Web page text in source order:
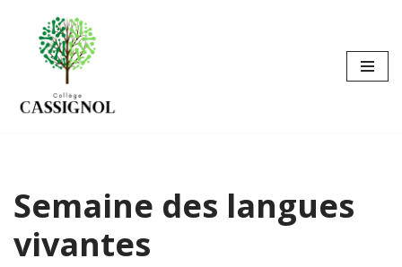
Aller
contenu
Semaine des langues
vivantes